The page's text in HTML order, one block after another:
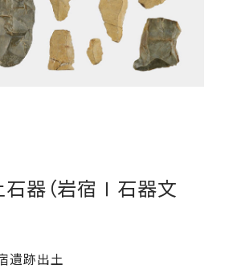
器（岩宿Ⅰ石器文
遺跡出土